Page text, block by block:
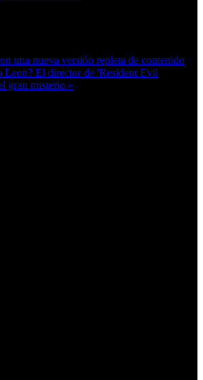
una nueva versión repleta de contenido
Leon? El director de 'Resident Evil
gran misterio »